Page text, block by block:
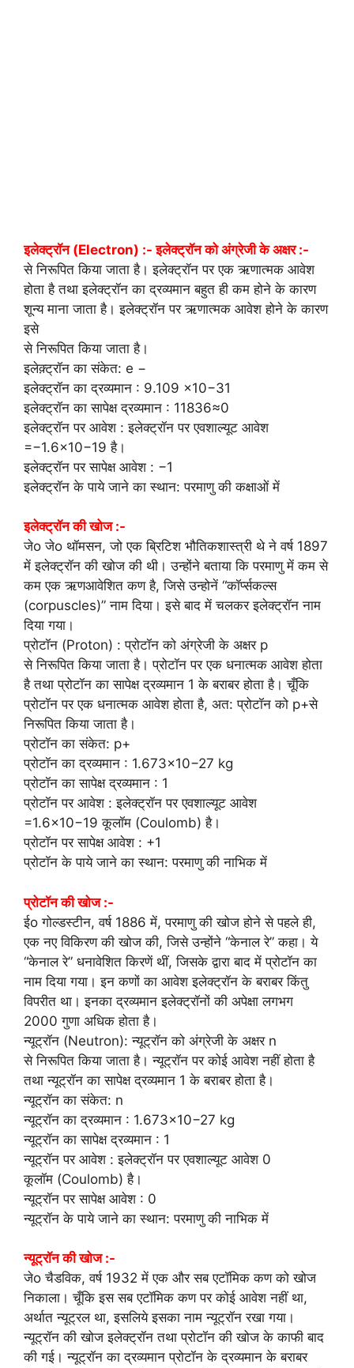
इलेक्ट्रॉन (Electron) :- इलेक्ट्रॉन को अंग्रेजी के अक्षर :-
से निरूपित किया जाता है। इलेक्ट्रॉन पर एक ऋणात्मक आवेश
होता है तथा इलेक्ट्रॉन का द्रव्यमान बहुत ही कम होने के कारण
शून्य माना जाता है। इलेक्ट्रॉन पर ऋणात्मक आवेश होने के कारण
इसे
से निरूपित किया जाता है।
इलेक़्ट्रॉन का संकेत: e −
इलेक्ट्रॉन का द्रव्यमान : 9.109 ×10−31
इलेक्ट्रॉन का सापेक्ष द्रव्यमान : 11836≈0
इलेक्ट्रॉन पर आवेश : इलेक्ट्रॉन पर एवशाल्यूट आवेश
=−1.6×10−19 है।
इलेक्ट्रॉन पर सापेक्ष आवेश : −1
इलेक्ट्रॉन के पाये जाने का स्थान: परमाणु की कक्षाओं में
इलेक्ट्रॉन की खोज :-
जेo जेo थॉमसन, जो एक ब्रिटिश भौतिकशास्त्री थे ने वर्ष 1897
में इलेक्ट्रॉन की खोज की थी। उन्होंने बताया कि परमाणु में कम से
कम एक ऋणआवेशित कण है, जिसे उन्होनें “कॉर्प्सकल्स
(corpuscles)” नाम दिया। इसे बाद में चलकर इलेक्ट्रॉन नाम
दिया गया।
प्रोटॉन (Proton) : प्रोटॉन को अंग्रेजी के अक्षर p
से निरूपित किया जाता है। प्रोटॉन पर एक धनात्मक आवेश होता
है तथा प्रोटॉन का सापेक्ष द्रव्यमान 1 के बराबर होता है। चूँकि
प्रोटॉन पर एक धनात्मक आवेश होता है, अत: प्रोटॉन को p+से
निरूपित किया जाता है।
प्रोटॉन का संकेत: p+
प्रोटॉन का द्रव्यमान : 1.673×10−27 kg
प्रोटॉन का सापेक्ष द्रव्यमान : 1
प्रोटॉन पर आवेश : इलेक्ट्रॉन पर एवशाल्यूट आवेश
=1.6×10−19 कूलॉम (Coulomb) है।
प्रोटॉन पर सापेक्ष आवेश : +1
प्रोटॉन के पाये जाने का स्थान: परमाणु की नाभिक में
प्रोटॉन की खोज :-
ईo गोल्डस्टीन, वर्ष 1886 में, परमाणु की खोज होने से पहले ही,
एक नए विकिरण की खोज की, जिसे उन्होंने “केनाल रे” कहा। ये
“केनाल रे” धनावेशित किरणें थीं, जिसके द्वारा बाद में प्रोटॉन का
नाम दिया गया। इन कणों का आवेश इलेक्ट्रॉन के बराबर किंतु
विपरीत था। इनका द्रव्यमान इलेक्ट्रॉनों की अपेक्षा लगभग
2000 गुणा अधिक होता है।
न्यूट्रॉन (Neutron): न्यूट्रॉन को अंग्रेजी के अक्षर n
से निरूपित किया जाता है। न्यूट्रॉन पर कोई आवेश नहीं होता है
तथा न्यूट्रॉन का सापेक्ष द्रव्यमान 1 के बराबर होता है।
न्यूट्रॉन का संकेत: n
न्यूट्रॉन का द्रव्यमान : 1.673×10−27 kg
न्यूट्रॉन का सापेक्ष द्रव्यमान : 1
न्यूट्रॉन पर आवेश : इलेक्ट्रॉन पर एवशाल्यूट आवेश 0
कूलॉम (Coulomb) है।
न्यूट्रॉन पर सापेक्ष आवेश : 0
न्यूट्रॉन के पाये जाने का स्थान: परमाणु की नाभिक में
न्यूट्रॉन की खोज :-
जेo चैडविक, वर्ष 1932 में एक और सब एटॉमिक कण को खोज
निकाला। चूँकि इस सब एटॉमिक कण पर कोई आवेश नहीं था,
अर्थात न्यूट्रल था, इसलिये इसका नाम न्यूट्रॉन रखा गया।
न्यूट्रॉन की खोज इलेक्ट्रॉन तथा प्रोटॉन की खोज के काफी बाद
की गई। न्यूट्रॉन का द्रव्यमान प्रोटॉन के द्रव्यमान के बराबर